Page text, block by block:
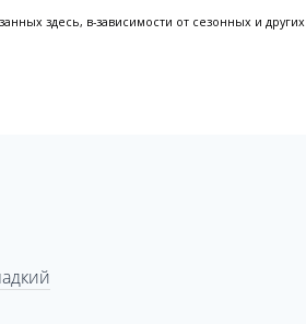
здесь, в-зависимости от сезонных и других